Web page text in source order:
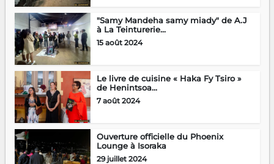
"Samy Mandeha samy miady" de A.J
à La Teinturerie...
15 août 2024
Le livre de cuisine « Haka Fy Tsiro »
de Henintsoa...
7 août 2024
Ouverture officielle du Phoenix
Lounge à Isoraka
29 juillet 2024